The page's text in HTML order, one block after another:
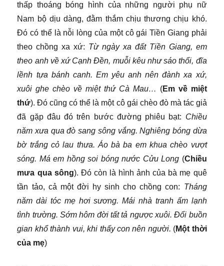
thấp thoáng bóng hình của những người phụ nữ
Nam bộ dịu dàng, đằm thắm chịu thương chịu khó.
Đó có thể là nỗi lòng của một cô gái Tiền Giang phải
theo chồng xa xứ: Từ ngày xa đất Tiền Giang, em
theo anh về xứ Cạnh Đền, muỗi kêu như sáo thổi, đĩa
lềnh tựa bánh canh. Em yêu anh nên đành xa xứ,
xuôi ghe chèo về miệt thứ Cà Mau… (Em về miệt
thứ). Đó cũng có thể là một cô gái chèo đò mà tác giả
đã gặp đâu đó trên bước đường phiêu bạt: Chiều
năm xưa qua đò sang sông vắng. Nghiêng bóng dừa
bờ trắng cỏ lau thưa. Áo bà ba em khua chèo vượt
sóng. Má em hồng soi bóng nước Cửu Long (Chiều
mưa qua sông). Đó còn là hình ảnh của bà mẹ quê
tần tảo, cả một đời hy sinh cho chồng con: Tháng
năm dài tóc mẹ hơi sương. Mái nhà tranh ấm lạnh
tình trường. Sớm hôm đời tất tả ngược xuôi. Đổi buồn
gian khổ thành vui, khi thấy con nên người. (Một thời
của mẹ)